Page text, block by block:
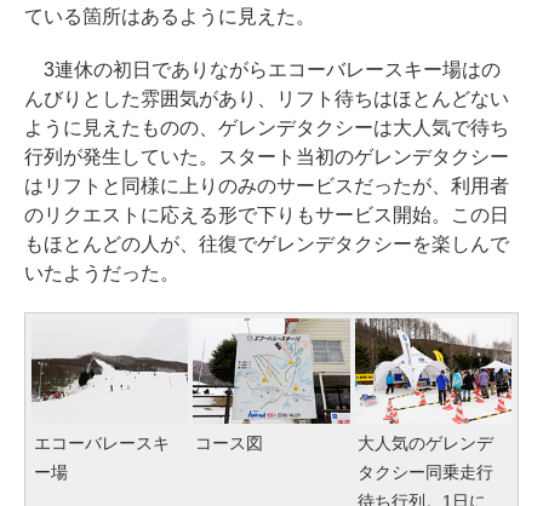
ている箇所はあるように見えた。
3連休の初日でありながらエコーバレースキー場はの
んびりとした雰囲気があり、リフト待ちはほとんどない
ように見えたものの、ゲレンデタクシーは大人気で待ち
行列が発生していた。スタート当初のゲレンデタクシー
はリフトと同様に上りのみのサービスだったが、利用者
のリクエストに応える形で下りもサービス開始。この日
もほとんどの人が、往復でゲレンデタクシーを楽しんで
いたようだった。
エコーバレースキ
ー場
コース図
大人気のゲレンデ
タクシー同乗走行
待ち行列。1日に